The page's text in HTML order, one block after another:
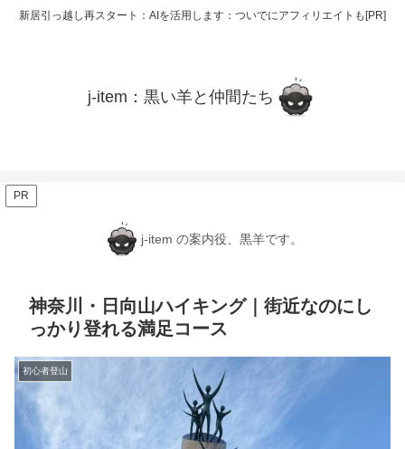
新居引っ越し再スタート：AIを活用します：ついでにアフィリエイトも[PR]
j-item：黒い羊と仲間たち
PR
j-item の案内役、黒羊です。
神奈川・日向山ハイキング｜街近なのにし
っかり登れる満足コース
初心者登山